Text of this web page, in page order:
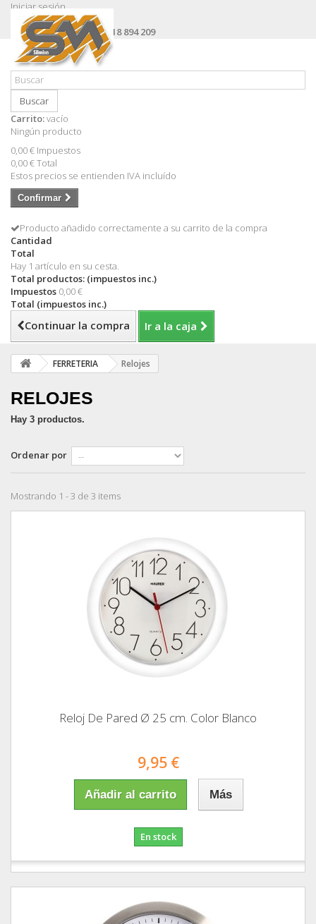
Iniciar sesión
Contacte con nosotros
Llámanos ahora:+34 618 894 209
Buscar
Carrito:vacío
Ningún producto
0,00 € Impuestos
0,00 €Total
Estos precios se entienden IVA incluído
Confirmar
Producto añadido correctamente a su carrito de la compra
Cantidad
Total
Hay 1 artículo en su cesta.
Total productos: (impuestos inc.)
Impuestos 0,00 €
Total (impuestos inc.)
Continuar la compra Ir a la caja
FERRETERIA Relojes
RELOJES
Hay 3 productos.
Ordenar por
Mostrando 1 - 3 de 3 items
Reloj De Pared Ø 25 cm. Color Blanco
9,95 €
Añadir al carrito Más
En stock